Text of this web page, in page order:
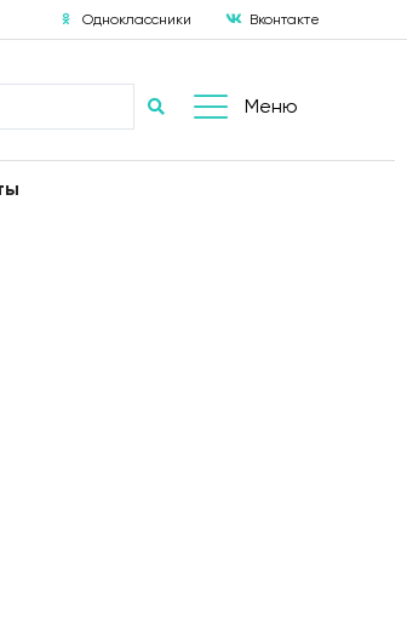
Одноклассники Вконтакте
Меню